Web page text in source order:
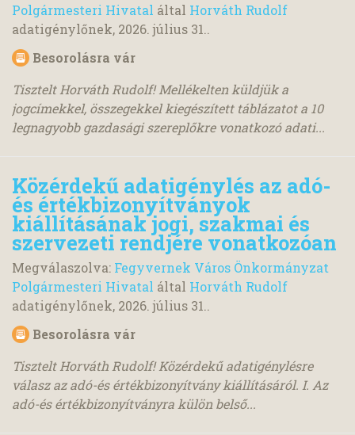
Polgármesteri Hivatal által Horváth Rudolf
adatigénylőnek, 2026. július 31..
Besorolásra vár
Tisztelt Horváth Rudolf! Mellékelten küldjük a
jogcímekkel, összegekkel kiegészített táblázatot a 10
legnagyobb gazdasági szereplőkre vonatkozó adati...
Közérdekű adatigénylés az adó-
és értékbizonyítványok
kiállításának jogi, szakmai és
szervezeti rendjére vonatkozóan
Megválaszolva: Fegyvernek Város Önkormányzat
Polgármesteri Hivatal által Horváth Rudolf
adatigénylőnek, 2026. július 31..
Besorolásra vár
Tisztelt Horváth Rudolf! Közérdekű adatigénylésre
válasz az adó-és értékbizonyítvány kiállításáról. I. Az
adó-és értékbizonyítványra külön belső...